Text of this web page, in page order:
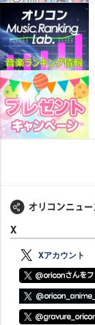
X
Xアカウント